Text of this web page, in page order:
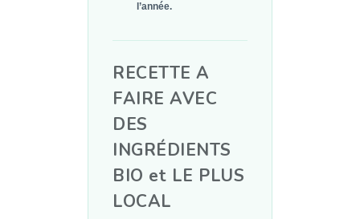
l’année.
RECETTE A
FAIRE AVEC
DES
INGRÉDIENTS
BIO et LE PLUS
LOCAL